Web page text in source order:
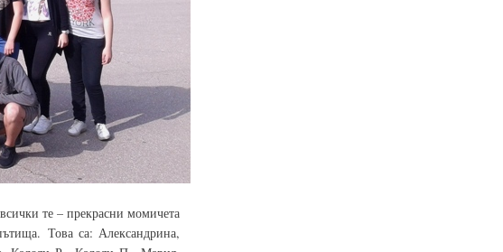
те – прекрасни момичета
Това са: Александрина,